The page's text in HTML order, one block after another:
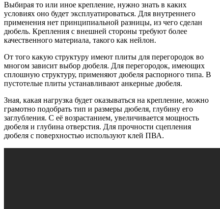
Выбирая то или иное крепление, нужно знать в каких
условиях оно будет эксплуатироваться. Для внутреннего
применения нет принципиальной разницы, из чего сделан
дюбель. Крепления с внешней стороны требуют более
качественного материала, такого как нейлон.
От того какую структуру имеют плиты для перегородок во
многом зависит выбор дюбеля. Для перегородок, имеющих
сплошную структуру, применяют дюбеля распорного типа. В
пустотелые плиты устанавливают анкерные дюбеля.
Зная, какая нагрузка будет оказываться на крепление, можно
грамотно подобрать тип и размеры дюбеля, глубину его
заглубления. С её возрастанием, увеличивается мощность
дюбеля и глубина отверстия. Для прочности сцепления
дюбеля с поверхностью используют клей ПВА.